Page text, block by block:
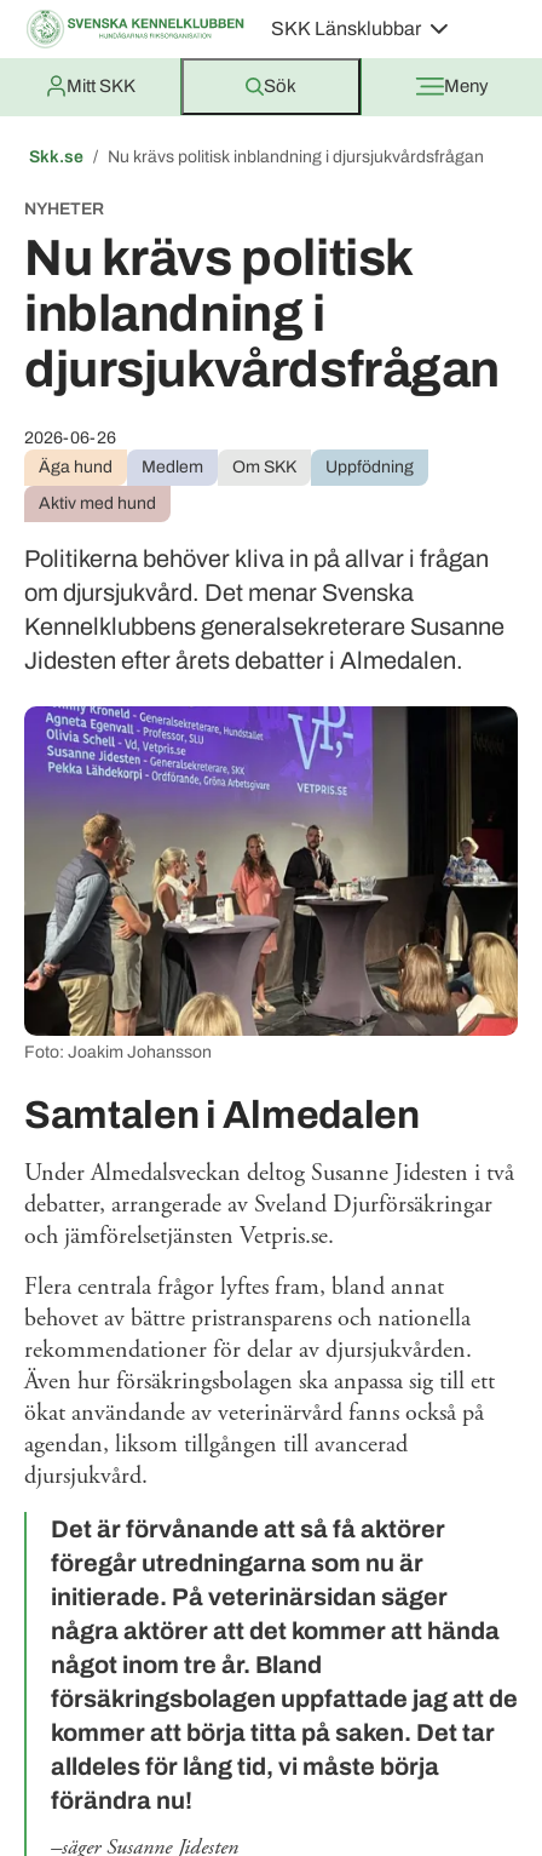
SKK Länsklubbar
Mitt SKK Sök Meny
Skk.se Nu krävs politisk inblandning i djursjukvårdsfrågan
Nu krävs politisk
inblandning i
djursjukvårdsfrågan
NYHETER
2026-06-26
Äga hund
Medlem Om SKK
Uppfödning
Aktiv med hund
Politikerna behöver kliva in på allvar i frågan
om djursjukvård. Det menar Svenska
Kennelklubbens generalsekreterare Susanne
Jidesten efter årets debatter i Almedalen.
Foto: Joakim Johansson
Samtalen i Almedalen
Under Almedalsveckan deltog Susanne Jidesten i två
debatter, arrangerade av Sveland Djurförsäkringar
och jämförelsetjänsten Vetpris.se.
Flera centrala frågor lyftes fram, bland annat
behovet av bättre pristransparens och nationella
rekommendationer för delar av djursjukvården.
Även hur försäkringsbolagen ska anpassa sig till ett
ökat användande av veterinärvård fanns också på
agendan, liksom tillgången till avancerad
djursjukvård.
Det är förvånande att så få aktörer
föregår utredningarna som nu är
initierade. På veterinärsidan säger
några aktörer att det kommer att hända
något inom tre år. Bland
försäkringsbolagen uppfattade jag att de
kommer att börja titta på saken. Det tar
alldeles för lång tid, vi måste börja
förändra nu!
säger Susanne Jidesten